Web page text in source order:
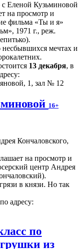
Еленой Кузьминовой
на просмотр и
фильма «Ты и я»
1971 г., реж.
несбывшихся мечтах и
13 декабря, в
1, зал № 12
16+
на просмотр и
центр Андрея
в князи. Но так
по адресу:
по
из